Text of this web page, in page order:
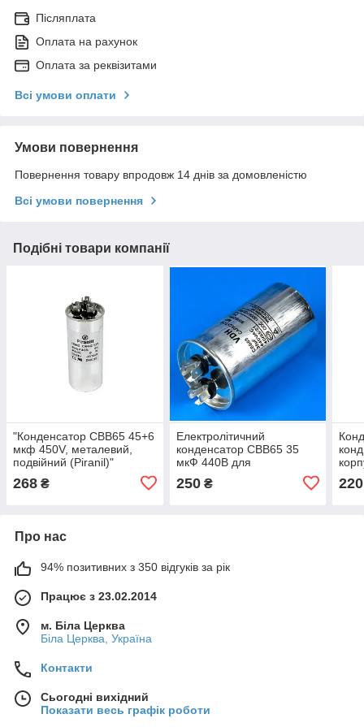
Післяплата
Оплата на рахунок
Оплата за реквізитами
Всі умови оплати
Умови повернення
Повернення товару впродовж 14 днів за домовленістю
Всі умови повернення
Подібні товари компанії
"Конденсатор CBB65 45+6
мкф 450V, металевий,
подвійний (Piranil)"
268 ₴
Електролітичний
конденсатор CBB65 35
мкФ 440В для
металевому корпусі
250₴ 220
Про нас
94% позитивних з 350 відгуків за рік
Працює з 23.02.2014
м. Біла Церква
Біла Церква, Україна
Контакти
Сьогодні вихідний
Показати весь графік роботи